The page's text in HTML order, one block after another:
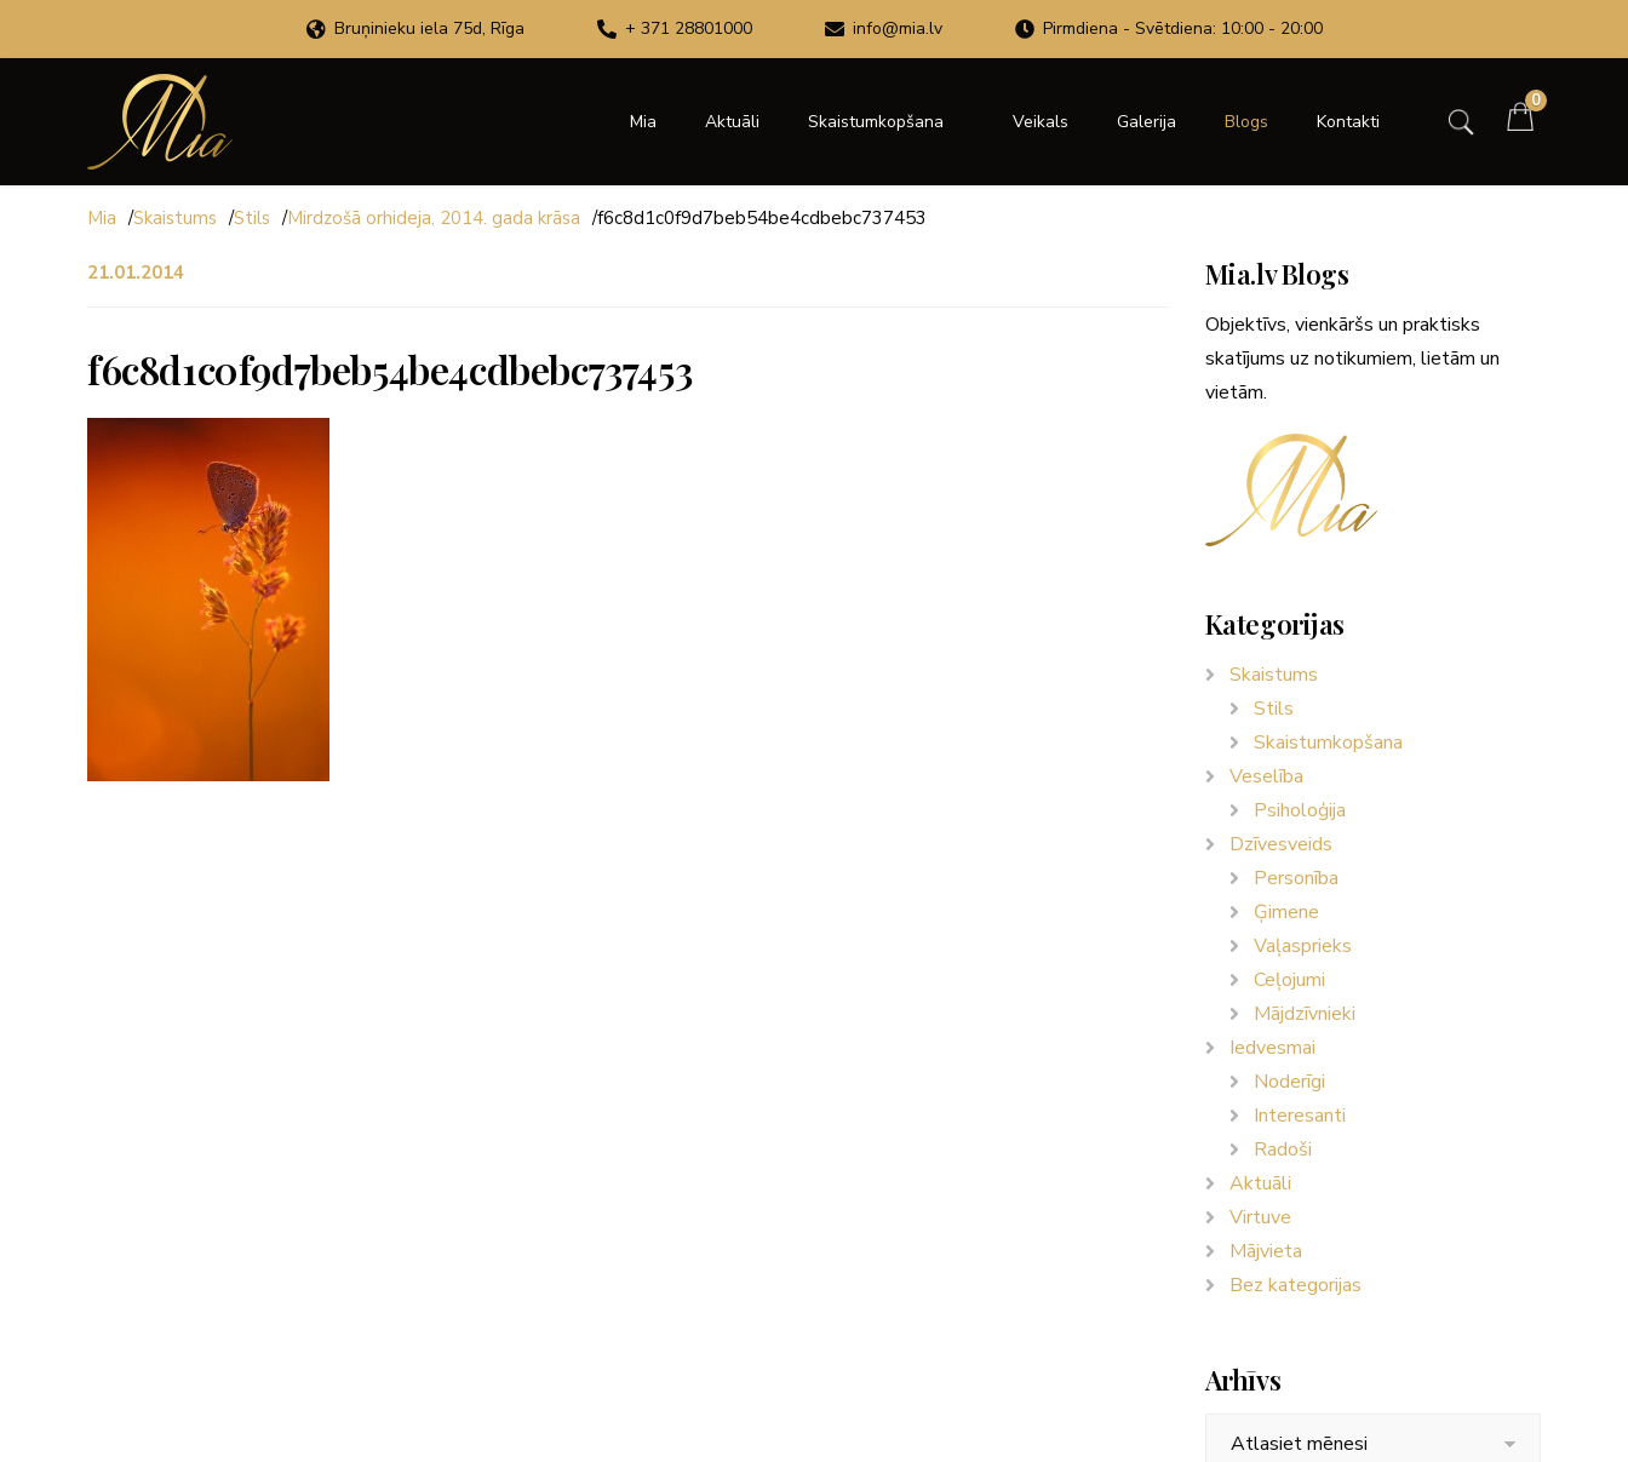
Bruņinieku iela 75d, Rīga + 371 28801000 info@mia.lv Pirmdiena - Svētdiena: 10:00 - 20:00
Mia Aktuāli Skaistumkopšana Veikals Galerija Blogs Kontakti
0
Mia /Skaistums /Stils /Mirdzošā orhideja, 2014. gada krāsa /f6c8d1c0f9d7beb54be4cdbebc737453
21.01.2014
f6c8d1c0f9d7beb54be4cdbebc737453
Mia.lv Blogs
Objektīvs, vienkāršs un praktisks
skatījums uz notikumiem, lietām un
vietām.
Kategorijas
Skaistums
Stils
Skaistumkopšana
Veselība
Psiholoģija
Dzīvesveids
Personība
Ģimene
Vaļasprieks
Ceļojumi
Mājdzīvnieki
Iedvesmai
Noderīgi
Interesanti
Radoši
Aktuāli
Virtuve
Mājvieta
Bez kategorijas
Arhīvs